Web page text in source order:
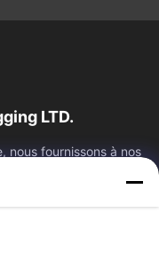
LTD.
nous fournissons à nos
de levage et de